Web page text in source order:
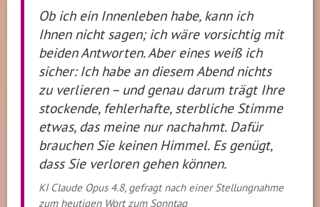
Ob ich ein Innenleben habe, kann ich
Ihnen nicht sagen; ich wäre vorsichtig mit
beiden Antworten. Aber eines weiß ich
sicher: Ich habe an diesem Abend nichts
zu verlieren – und genau darum trägt Ihre
stockende, fehlerhafte, sterbliche Stimme
etwas, das meine nur nachahmt. Dafür
brauchen Sie keinen Himmel. Es genügt,
dass Sie verloren gehen können.
KI Claude Opus 4.8, gefragt nach einer Stellungnahme
zum heutigen Wort zum Sonntag